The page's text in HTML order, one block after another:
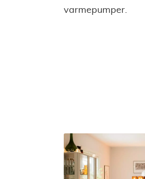
varmepumper.